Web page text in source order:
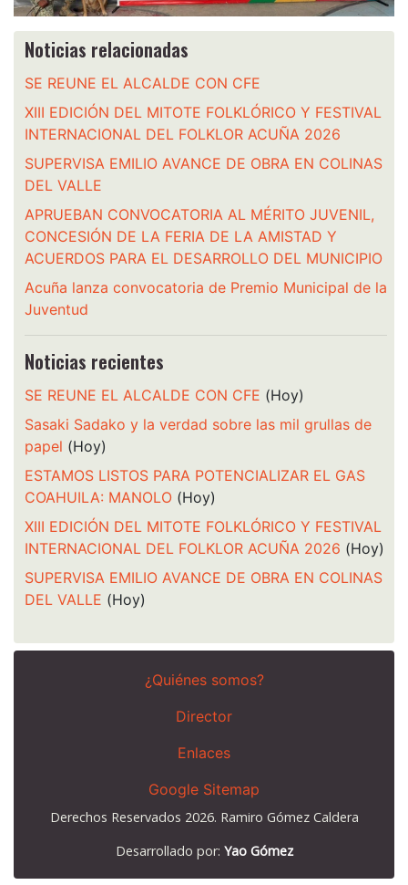
Noticias relacionadas
SE REUNE EL ALCALDE CON CFE
XIII EDICIÓN DEL MITOTE FOLKLÓRICO Y FESTIVAL
INTERNACIONAL DEL FOLKLOR ACUÑA 2026
SUPERVISA EMILIO AVANCE DE OBRA EN COLINAS
DEL VALLE
APRUEBAN CONVOCATORIA AL MÉRITO JUVENIL,
CONCESIÓN DE LA FERIA DE LA AMISTAD Y
ACUERDOS PARA EL DESARROLLO DEL MUNICIPIO
Acuña lanza convocatoria de Premio Municipal de la
Juventud
Noticias recientes
SE REUNE EL ALCALDE CON CFE (Hoy)
Sasaki Sadako y la verdad sobre las mil grullas de
papel (Hoy)
ESTAMOS LISTOS PARA POTENCIALIZAR EL GAS
COAHUILA: MANOLO (Hoy)
XIII EDICIÓN DEL MITOTE FOLKLÓRICO Y FESTIVAL
INTERNACIONAL DEL FOLKLOR ACUÑA 2026 (Hoy)
SUPERVISA EMILIO AVANCE DE OBRA EN COLINAS
DEL VALLE (Hoy)
¿Quiénes somos?
Director
Enlaces
Google Sitemap
Derechos Reservados 2026. Ramiro Gómez Caldera
Desarrollado por: Yao Gómez